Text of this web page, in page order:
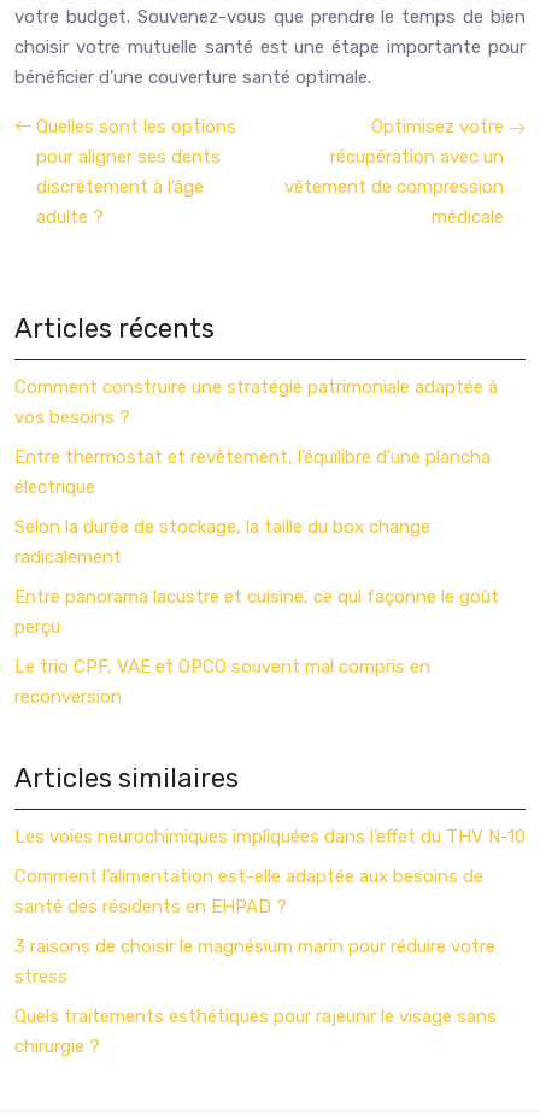
votre budget. Souvenez-vous que prendre le temps de bien
choisir votre mutuelle santé est une étape importante pour
bénéficier d’une couverture santé optimale.
Quelles sont les options
pour aligner ses dents
discrètement à l’âge
adulte ?
Optimisez votre
récupération avec un
vêtement de compression
médicale
Articles récents
Comment construire une stratégie patrimoniale adaptée à
vos besoins ?
Entre thermostat et revêtement, l’équilibre d’une plancha
électrique
Selon la durée de stockage, la taille du box change
radicalement
Entre panorama lacustre et cuisine, ce qui façonne le goût
perçu
Le trio CPF, VAE et OPCO souvent mal compris en
reconversion
Articles similaires
Les voies neurochimiques impliquées dans l’effet du THV N-10
Comment l’alimentation est-elle adaptée aux besoins de
santé des résidents en EHPAD ?
3 raisons de choisir le magnésium marin pour réduire votre
stress
Quels traitements esthétiques pour rajeunir le visage sans
chirurgie ?